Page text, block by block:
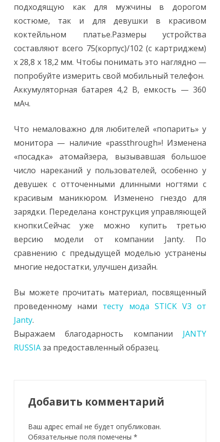
подходящую как для мужчины в дорогом
костюме, так и для девушки в красивом
коктейльном платье.Размеры устройства
составляют всего 75(корпус)/102 (с картриджем)
х 28,8 х 18,2 мм. Чтобы понимать это наглядно —
попробуйте измерить свой мобильный телефон.
Аккумуляторная батарея 4,2 В, емкость — 360
мАч.
Что немаловажно для любителей «попарить» у
монитора — наличие «passthrough»! Изменена
«посадка» атомайзера, вызывавшая большое
число нареканий у пользователей, особенно у
девушек с отточенными длинными ногтями с
красивым маникюром. Изменено гнездо для
зарядки. Переделана конструкция управляющей
кнопки.Сейчас уже можно купить третью
версию модели от компании Janty. По
сравнению с предыдущей моделью устранены
многие недостатки, улучшен дизайн.
Вы можете прочитать материал, посвященный
проведенному нами тесту мода STICK V3 от
Janty.
Выражаем благодарность компании JANTY
RUSSIAза предоставленный образец.
Добавить комментарий
Ваш адрес email не будет опубликован.
Обязательные поля помечены *